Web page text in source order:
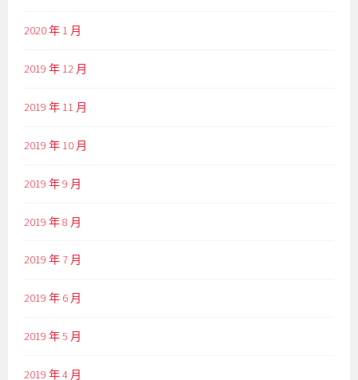
2020 年 1 月
2019 年 12 月
2019 年 11 月
2019 年 10 月
2019 年 9 月
2019 年 8 月
2019 年 7 月
2019 年 6 月
2019 年 5 月
2019 年 4 月